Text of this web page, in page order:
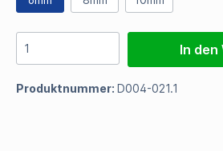
In den
Produktnummer: D004-021.1